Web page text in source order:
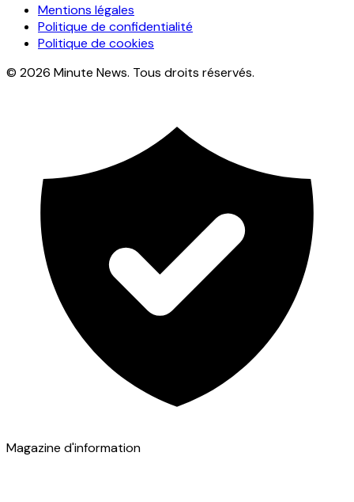
Mentions légales
Politique de confidentialité
Politique de cookies
© 2026 Minute News. Tous droits réservés.
Magazine d'information